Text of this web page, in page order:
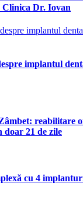
Dr. Iovan
implantul
reabilitare
21 de zile
cu 4